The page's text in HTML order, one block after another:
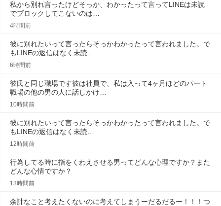
私から別れ言ったけどそっか、わかったって言ってLINEは未読
でブロックしてこないのは…
4時間前
彼に別れたいって言ったらそっかわかったって言われました。で
もLINEの返信はなく未読…
6時間前
彼氏と同じ職場です彼は社員で、私は入って4ヶ月ほどのパート
職場の他の男の人に話しかけ…
10時間前
彼に別れたいって言ったらそっかわかったって言われました。で
もLINEの返信はなく未読…
12時間前
行為してる時に指をくわえさせる男ってどんな心理ですか？また
どんな心情ですか？
13時間前
余計なこと考えたくないのに考えてしまうーだるだるー！！！つ